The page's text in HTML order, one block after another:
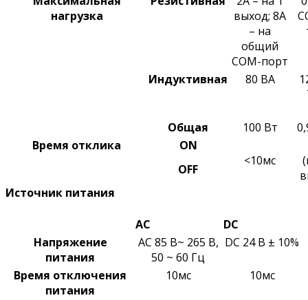
нагрузка
выход; 8A
– на
общий
COM-порт
Индуктивная 80 ВA
Общая 100 Вт
Время отклика
ON
<10мс
OFF
Источник питания
AC
DC
Напряжение
питания
AC 85 В~ 265 В,
50 ~ 60 Гц
DC 24 В ± 10%
Время отключения
питания
10мс 10мс